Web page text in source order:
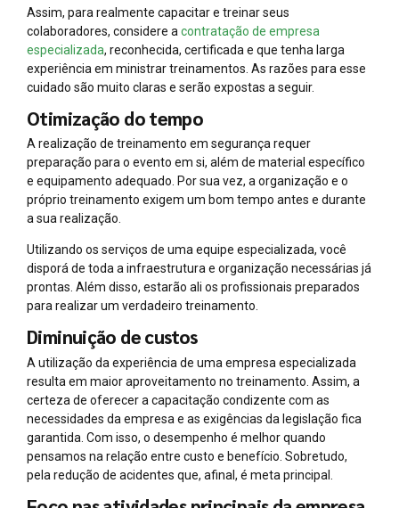
Assim, para realmente capacitar e treinar seus
colaboradores, considere a contratação de empresa
especializada, reconhecida, certificada e que tenha larga
experiência em ministrar treinamentos. As razões para esse
cuidado são muito claras e serão expostas a seguir.
Otimização do tempo
A realização de treinamento em segurança requer
preparação para o evento em si, além de material específico
e equipamento adequado. Por sua vez, a organização e o
próprio treinamento exigem um bom tempo antes e durante
a sua realização.
Utilizando os serviços de uma equipe especializada, você
disporá de toda a infraestrutura e organização necessárias já
prontas. Além disso, estarão ali os profissionais preparados
para realizar um verdadeiro treinamento.
Diminuição de custos
A utilização da experiência de uma empresa especializada
resulta em maior aproveitamento no treinamento. Assim, a
certeza de oferecer a capacitação condizente com as
necessidades da empresa e as exigências da legislação fica
garantida. Com isso, o desempenho é melhor quando
pensamos na relação entre custo e benefício. Sobretudo,
pela redução de acidentes que, afinal, é meta principal.